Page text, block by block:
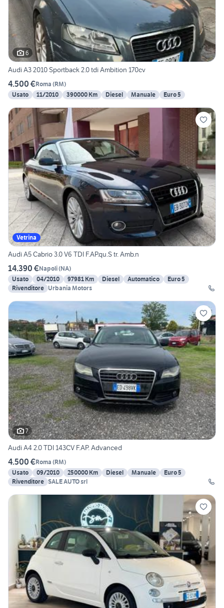
6
Audi A3 2010 Sportback 2.0 tdi Ambition 170cv
4.500 €Roma (RM)
Usato
11/2010 390000 Km Diesel Manuale Euro 5
Vetrina
Audi A5 Cabrio 3.0 V6 TDI F.AP.qu.S tr. Amb.n
14.390 €Napoli(NA)
Usato
04/2010 97981 Km Diesel Automatico
Euro 5
Rivenditore Urbania Motors
7
Audi A4 2.0 TDI 143CV F.AP. Advanced
4.500 €Roma (RM)
Usato
09/2010 250000 Km Diesel Manuale
Euro 5
Rivenditore SALE AUTO srl